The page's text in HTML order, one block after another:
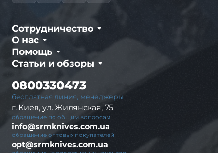
О нас
Сотрудничество
Статьи и обзоры
Помощь
бесплатная линия, менеджеры
0800330473
г. Киев, ул. Жилянская, 75
обращение по общим вопросам
info@srmknives.com.ua
обращение оптовых покупателей
opt@srmknives.com.ua